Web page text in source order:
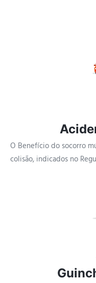
O Benefício do socorro
colisão, indicados no